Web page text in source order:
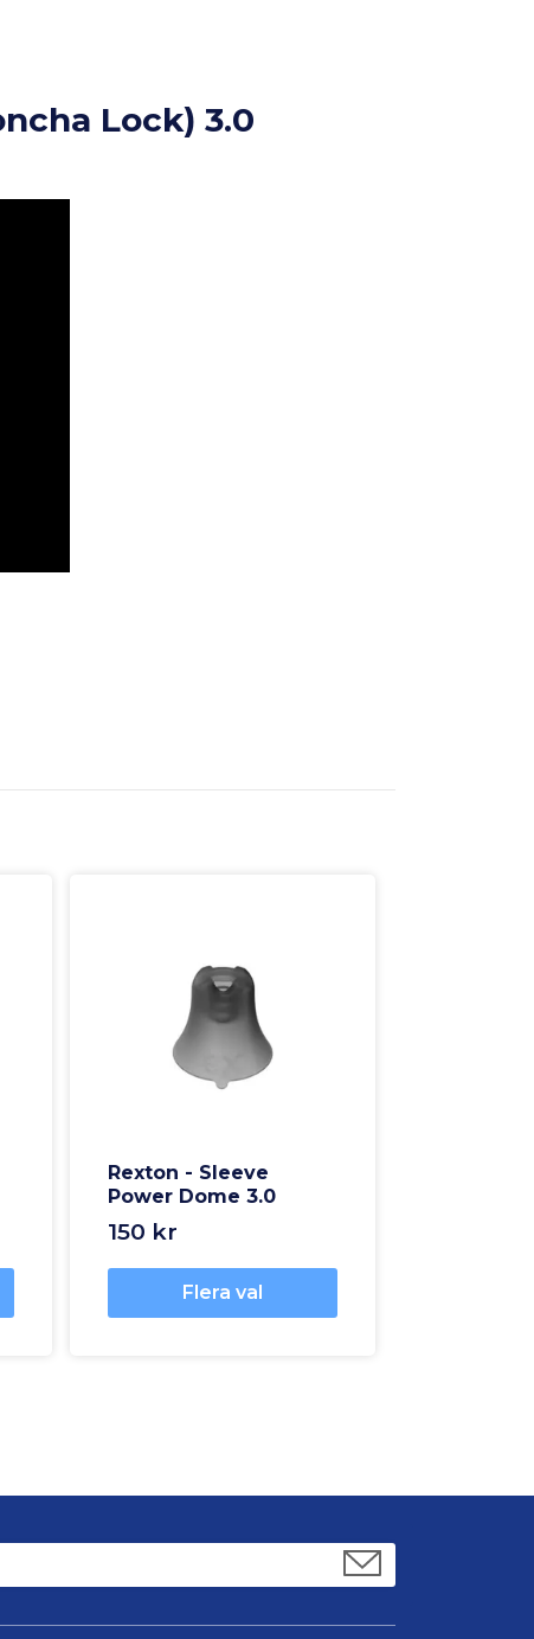
Lock) 3.0
Rexton - Sleeve
Power Dome 3.0
150 kr
Flera val